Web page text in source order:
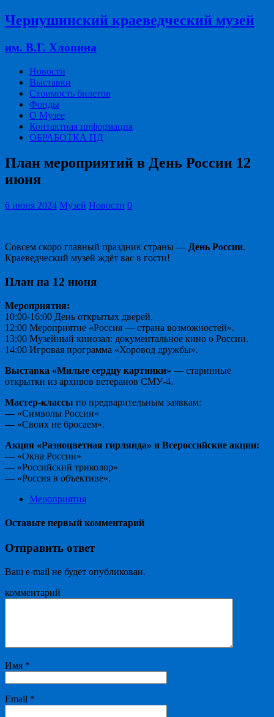
Чернушинский краеведческий музей
им. В.Г. Хлопина
Новости
Выставки
Стоимость билетов
Фонды
О Музее
Контактная информация
ОБРАБОТКА ПД
План мероприятий в День России 12
июня
6 июня 2024 Музей Новости 0
Совсем скоро главный праздник страны — День России.
Краеведческий музей ждёт вас в гости!
План на 12 июня
Мероприятия:
10:00-16:00 День открытых дверей.
12:00 Мероприятие «Россия — страна возможностей».
13:00 Музейный кинозал: документальное кино о России.
14:00 Игровая программа «Хоровод дружбы».
Выставка «Милые сердцу картинки» — старинные
открытки из архивов ветеранов СМУ-4.
Мастер-классы по предварительным заявкам:
— «Символы России»
— «Своих не бросаем».
Акция «Разноцветная гирлянда» и Всероссийские акции:
— «Окна России»
— «Российский триколор»
— «Россия в объективе».
Мероприятия
Оставьте первый комментарий
Отправить ответ
Ваш e-mail не будет опубликован.
комментарий
Имя *
Email *